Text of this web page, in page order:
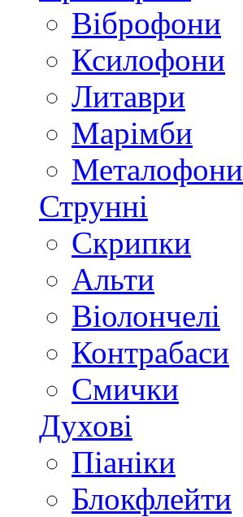
Віброфони
Ксилофони
Литаври
Марімби
Металофони
Струнні
Скрипки
Альти
Віолончелі
Контрабаси
Смички
Духові
Піаніки
Блокфлейти